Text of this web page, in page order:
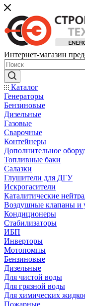
Интернет-магазин
Каталог
Генераторы
Бензиновые
Дизельные
Газовые
Сварочные
Контейнеры
Дополнительное
Топливные баки
Салазки
Глушители для ДГУ
Искрогасители
Каталитические
Воздушные клапаны и
Кондиционеры
Стабилизаторы
ИБП
Инверторы
Мотопомпы
Бензиновые
Дизельные
Для чистой воды
Для грязной воды
Для химических
Пожарные